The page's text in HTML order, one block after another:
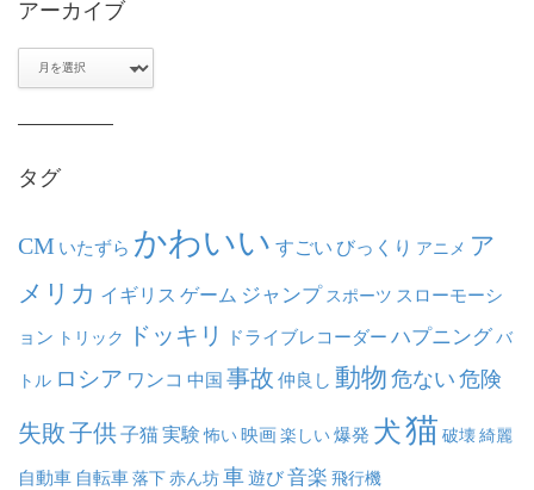
アーカイブ
タグ
CM いたずら かわいい すごい びっくり アニメ ア
メリカ イギリス ゲーム ジャンプ スポーツ スローモーシ
ョン トリック ドッキリ ドライブレコーダー ハプニング バ
トル ロシア ワンコ 中国 事故 仲良し 動物 危ない 危険
失敗子供子猫実験 怖い映画楽しい爆発 犬猫 破壊綺麗
自動車 自転車落下赤ん坊車遊び音楽 飛行機